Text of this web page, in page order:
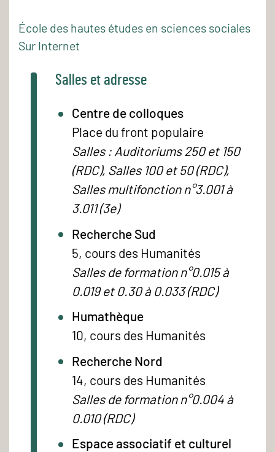
École des hautes études en sciences sociales
Sur Internet
Salles et adresse
Centre de colloques
Place du front populaire
Salles : Auditoriums 250 et 150
(RDC), Salles 100 et 50 (RDC),
Salles multifonction n°3.001 à
3.011 (3e)
Recherche Sud
5, cours des Humanités
Salles de formation n°0.015 à
0.019 et 0.30 à 0.033 (RDC)
Humathèque
10, cours des Humanités
Recherche Nord
14, cours des Humanités
Salles de formation n°0.004 à
0.010 (RDC)
Espace associatif et culturel